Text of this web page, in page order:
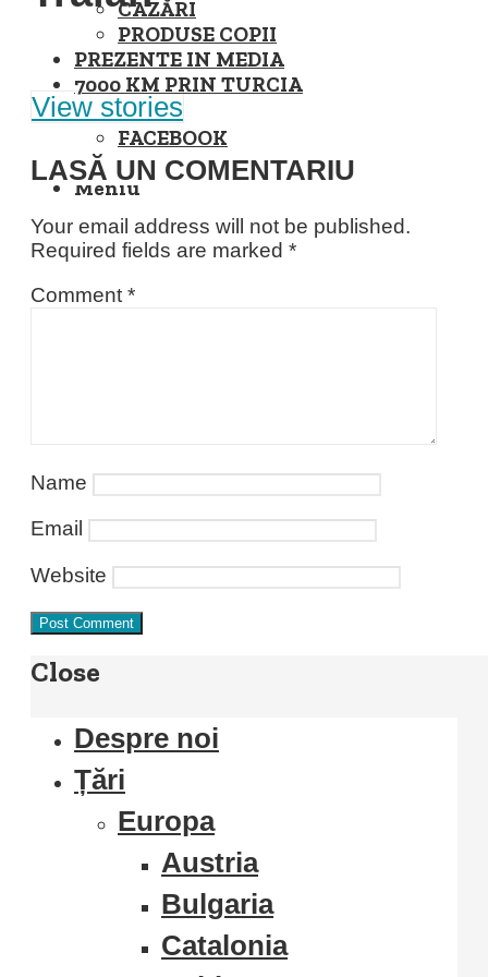
CAZĂRI
PRODUSE COPII
PREZENTE IN MEDIA
7000 KM PRIN TURCIA
FACEBOOK
INSTAGRAM
Meniu
View stories
LASĂ UN COMENTARIU
Your email address will not be published.
Required fields are marked *
Comment *
Name
Email
Website
Close
Despre noi
Țări
Europa
Austria
Bulgaria
Catalonia